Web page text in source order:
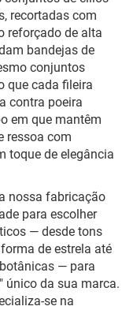
recortadas com
reforçado de alta
bandejas de
conjuntos
que cada fileira
contra poeira
em que mantêm
ressoa com
toque de elegância
nossa fabricação
para escolher
— desde tons
de estrela até
— para
único da sua marca.
se na